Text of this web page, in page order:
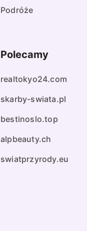
Podróże
Polecamy
realtokyo24.com
skarby-swiata.pl
bestinoslo.top
alpbeauty.ch
swiatprzyrody.eu